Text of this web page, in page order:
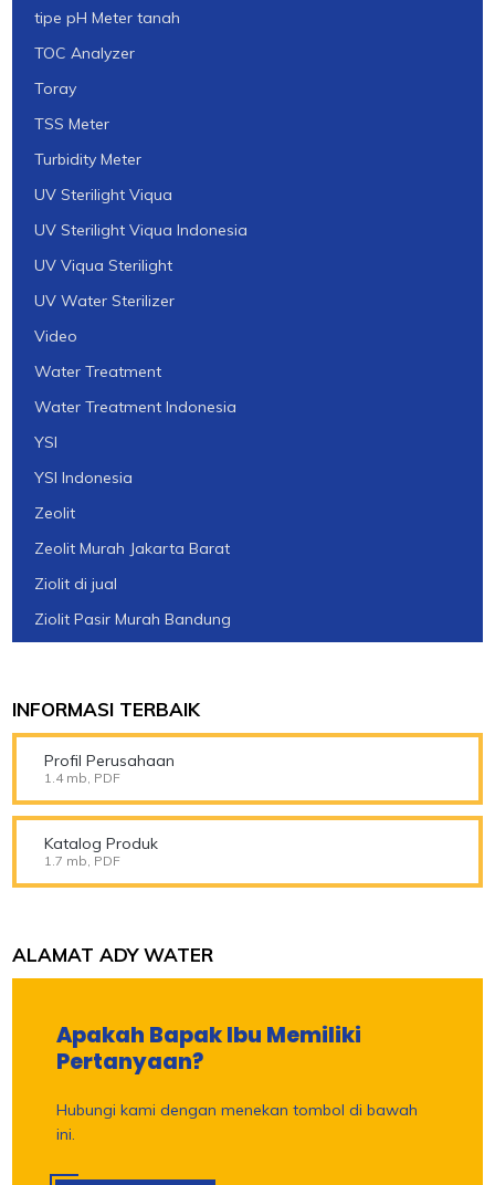
tipe pH Meter tanah
TOC Analyzer
Toray
TSS Meter
Turbidity Meter
UV Sterilight Viqua
UV Sterilight Viqua Indonesia
UV Viqua Sterilight
UV Water Sterilizer
Video
Water Treatment
Water Treatment Indonesia
YSI
YSI Indonesia
Zeolit
Zeolit Murah Jakarta Barat
Ziolit di jual
Ziolit Pasir Murah Bandung
INFORMASI TERBAIK
Profil Perusahaan
1.4 mb, PDF
Katalog Produk
1.7 mb, PDF
ALAMAT ADY WATER
Apakah Bapak Ibu Memiliki
Pertanyaan?
Hubungi kami dengan menekan tombol di bawah
ini.